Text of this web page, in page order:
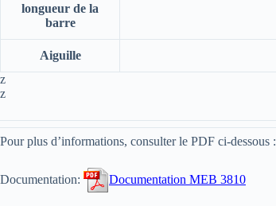
longueur de la
barre
Aiguille
z
z
Pour plus d’informations, consulter le PDF ci-dessous :
Documentation: Documentation MEB 3810